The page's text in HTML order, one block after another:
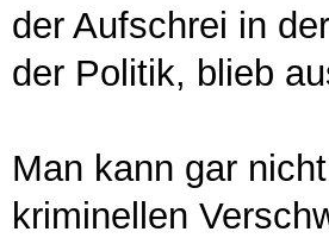
der Aufschrei in
der Politik, blieb
Man kann gar
kriminellen